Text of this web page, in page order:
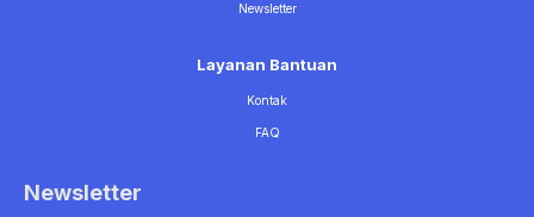
Newsletter
Layanan Bantuan
Kontak
FAQ
Newsletter